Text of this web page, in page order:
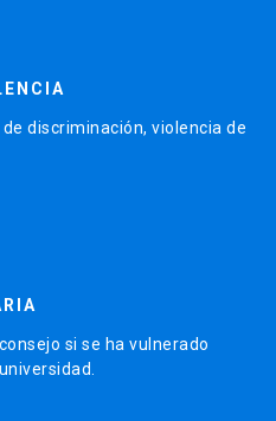
discriminación, violencia de
si se ha vulnerado